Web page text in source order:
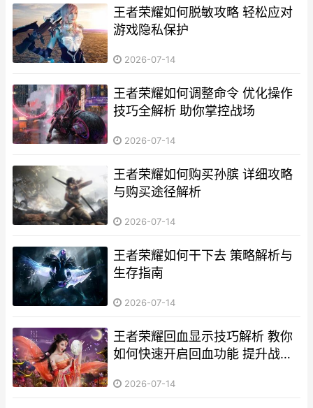
王者荣耀如何脱敏攻略 轻松应对
游戏隐私保护
2026-07-14
王者荣耀如何调整命令 优化操作
技巧全解析 助你掌控战场
2026-07-14
王者荣耀如何购买孙膑 详细攻略
与购买途径解析
2026-07-14
王者荣耀如何干下去 策略解析与
生存指南
2026-07-14
王者荣耀回血显示技巧解析 教你
如何快速开启回血功能 提升战斗
2026-07-14